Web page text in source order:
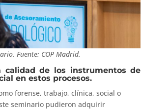
Fuente: COP Madrid.
calidad de los instrumentos de
en estos procesos.
forense, trabajo, clínica, social o
seminario pudieron adquirir